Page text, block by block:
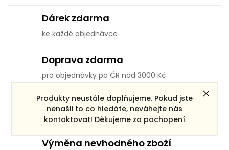
Produkty neustále doplňujeme. Pokud jste
nenašli to co hledáte, neváhejte nás
kontaktovat! Děkujeme za pochopení
Dárek zdarma
ke každé objednávce
Doprava zdarma
pro objednávky po ČR nad 3000 Kč
Věrnostní systém
pro všechny registrované zákazníky
Výměna nevhodného zboží